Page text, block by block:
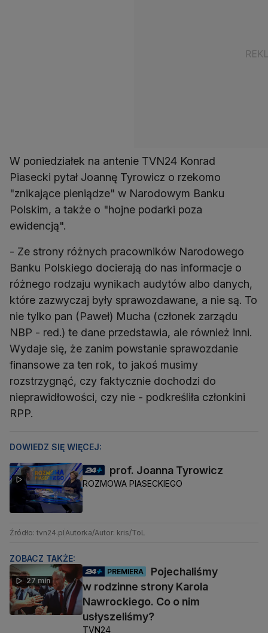
W poniedziałek na antenie TVN24 Konrad
Piasecki pytał Joannę Tyrowicz o rzekomo
"znikające pieniądze" w Narodowym Banku
Polskim, a także o "hojne podarki poza
ewidencją".
- Ze strony różnych pracowników Narodowego
Banku Polskiego docierają do nas informacje o
różnego rodzaju wynikach audytów albo danych,
które zazwyczaj były sprawozdawane, a nie są. To
nie tylko pan (Paweł) Mucha (członek zarządu
NBP - red.) te dane przedstawia, ale również inni.
Wydaje się, że zanim powstanie sprawozdanie
finansowe za ten rok, to jakoś musimy
rozstrzygnąć, czy faktycznie dochodzi do
nieprawidłowości, czy nie - podkreśliła członkini
RPP.
DOWIEDZ SIĘ WIĘCEJ:
prof. Joanna Tyrowicz
ROZMOWA PIASECKIEGO
Źródło: tvn24.plAutorka/Autor: kris/ToL
ZOBACZ TAKŻE:
27 min
PREMIERA
Pojechaliśmy
w rodzinne strony Karola
Nawrockiego. Co o nim
usłyszeliśmy?
TVN24